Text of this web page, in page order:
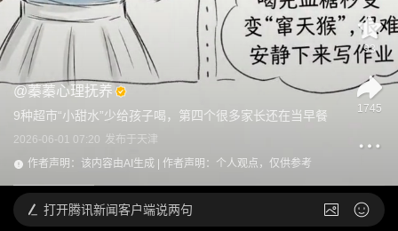
@蓁蓁心理抚养
9种超市“小甜水”少给孩子喝，第四个很多家长还在当早餐
2026-06-01 07:20 发布于天津
作者声明：该内容由AI生成 | 作者声明：个人观点，仅供参考
93
1745
打开腾讯新闻客户端说两句